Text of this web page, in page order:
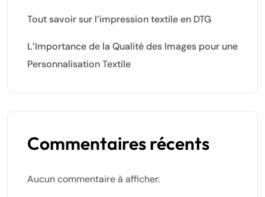
Tout savoir sur l’impression textile en DTG
L’Importance de la Qualité des Images pour une
Personnalisation Textile
Commentaires récents
Aucun commentaire à afficher.